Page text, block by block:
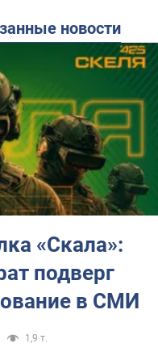
новости
«Скала»:
подверг
в СМИ
1,9 т.